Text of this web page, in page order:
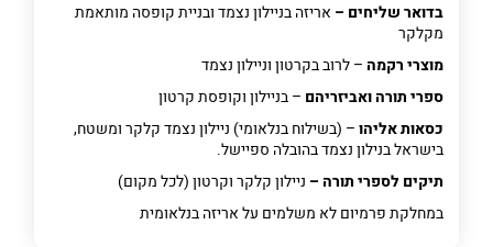
בדואר שליחים – אריזה בניילון נצמד ובניית קופסה מותאמת
מקלקר
מוצרי רקמה – לרוב בקרטון וניילון נצמד
ספרי תורה ואביזריהם – בניילון וקופסת קרטון
כסאות אליהו– (בשילוח בנלאומי) ניילון נצמד קלקר ומשטח,
בישראל בנילון נצמד בהובלה ספיישל.
תיקים לספרי תורה – ניילון קלקר וקרטון (לכל מקום)
במחלקת פרמיוםלא משלמים על אריזה בנלאומית